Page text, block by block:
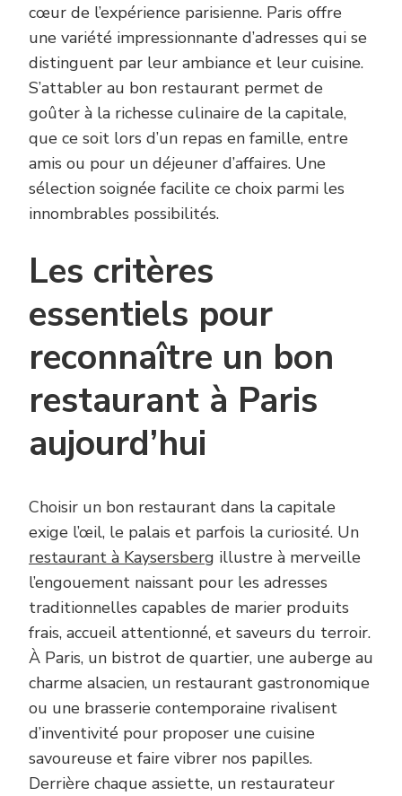
cœur de l’expérience parisienne. Paris offre
une variété impressionnante d’adresses qui se
distinguent par leur ambiance et leur cuisine.
S’attabler au bon restaurant permet de
goûter à la richesse culinaire de la capitale,
que ce soit lors d’un repas en famille, entre
amis ou pour un déjeuner d’affaires. Une
sélection soignée facilite ce choix parmi les
innombrables possibilités.
Les critères
essentiels pour
reconnaître un bon
restaurant à Paris
aujourd’hui
Choisir un bon restaurant dans la capitale
exige l’œil, le palais et parfois la curiosité. Un
restaurant à Kaysersberg illustre à merveille
l’engouement naissant pour les adresses
traditionnelles capables de marier produits
frais, accueil attentionné, et saveurs du terroir.
À Paris, un bistrot de quartier, une auberge au
charme alsacien, un restaurant gastronomique
ou une brasserie contemporaine rivalisent
d’inventivité pour proposer une cuisine
savoureuse et faire vibrer nos papilles.
Derrière chaque assiette, un restaurateur